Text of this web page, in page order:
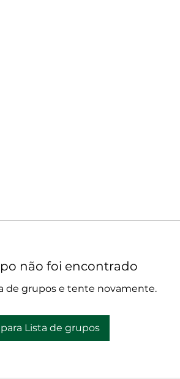
não foi encontrado
de grupos e tente novamente.
para Lista de grupos